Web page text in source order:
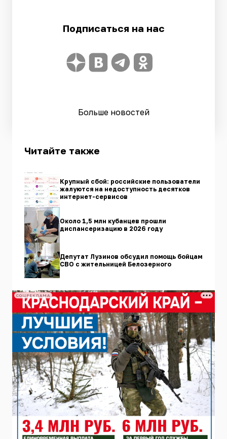
Подписаться на нас
Больше новостей
Читайте также
Крупный сбой: российские пользователи
жалуются на недоступность десятков
интернет-сервисов
Около 1,5 млн кубанцев прошли
диспансеризацию в 2026 году
Депутат Лузинов обсудил помощь бойцам
СВО с жительницей Белозерного
СОЦРЕКЛАМА